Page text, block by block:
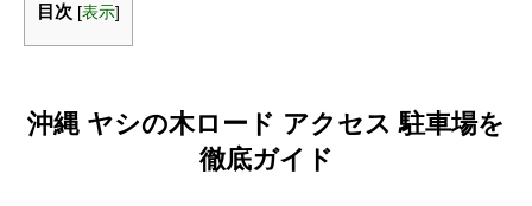
目次 [表示]
沖縄 ヤシの木ロード アクセス 駐車場を
徹底ガイド